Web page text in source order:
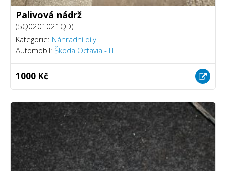
Palivová nádrž
(5Q0201021QD)
Kategorie: Náhradní díly
Automobil: Škoda Octavia - III
1000 Kč